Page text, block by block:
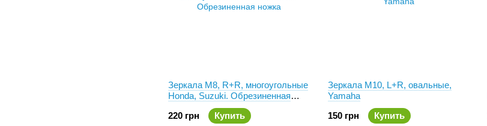
Зеркала М8, R+R, многоугольные
Honda, Suzuki. Обрезиненная
220 грн
Купить
Зеркала М10, L+R, овальные,
Yamaha
150 грн
Купить